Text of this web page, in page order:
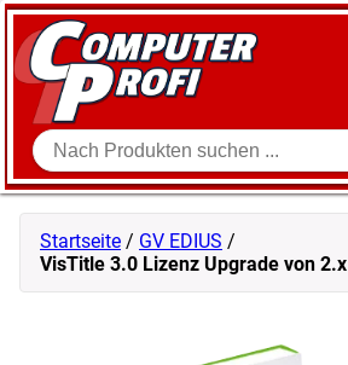
Zum Inhalt springen SOFTWARE
VIDEO
SHOP
Startseite / GV EDIUS /
VisTitle 3.0 Lizenz Upgrade von 2.x